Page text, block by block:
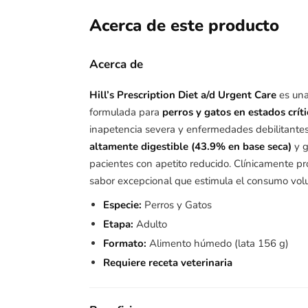
Acerca de este producto
Acerca de
Hill’s Prescription Diet a/d Urgent Care es
formulada para perros y gatos en estados
inapetencia severa y enfermedades
altamente digestible (43.9% en base seca) y
pacientes con apetito reducido. Clínicamente
sabor excepcional que estimula el consumo
Especie: Perros y Gatos
Etapa: Adulto
Formato: Alimento húmedo (lata 156 g)
Requiere receta veterinaria